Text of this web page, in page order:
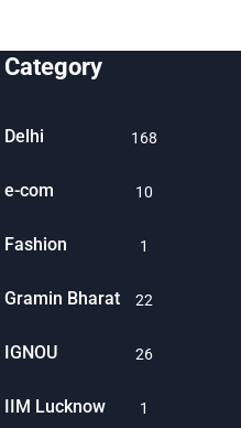
Category
Delhi 1686
e-com 10
Fashion 1
Gramin Bharat 22
IGNOU 26
IIM Lucknow 1